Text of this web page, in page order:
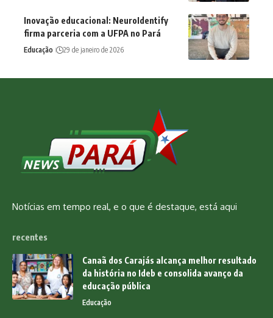
Inovação educacional: NeuroIdentify
firma parceria com a UFPA no Pará
Educação 29 de janeiro de 2026
Notícias em tempo real, e o que é destaque, está aqui
recentes
Canaã dos Carajás alcança melhor resultado
da história no Ideb e consolida avanço da
educação pública
Educação